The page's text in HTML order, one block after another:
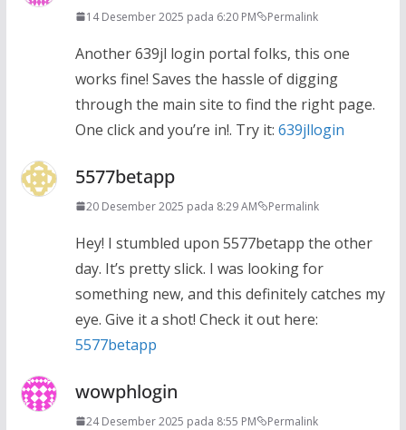
14 Desember 2025 pada 6:20 PM Permalink
Another 639jl login portal folks, this one
works fine! Saves the hassle of digging
through the main site to find the right page.
One click and you’re in!. Try it: 639jllogin
5577betapp
20 Desember 2025 pada 8:29 AM Permalink
Hey! I stumbled upon 5577betapp the other
day. It’s pretty slick. I was looking for
something new, and this definitely catches my
eye. Give it a shot! Check it out here:
5577betapp
wowphlogin
24 Desember 2025 pada 8:55 PM Permalink